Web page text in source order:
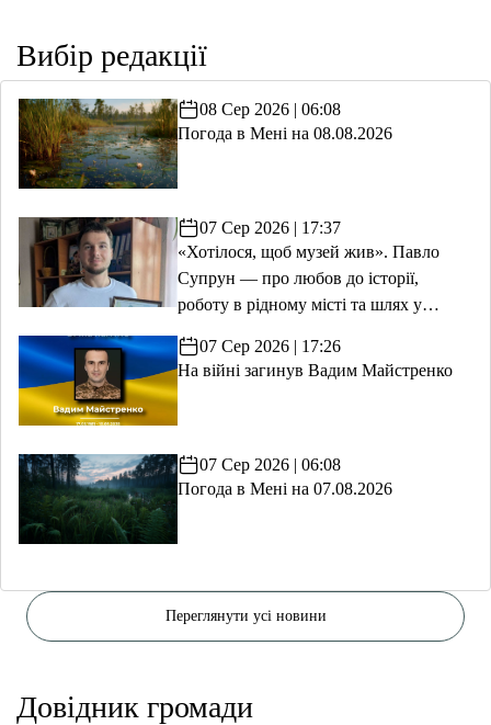
Вибір редакції
08 Сер 2026 | 06:08
Погода в Мені на 08.08.2026
07 Сер 2026 | 17:37
«Хотілося, щоб музей жив». Павло
Супрун — про любов до історії,
роботу в рідному місті та шлях у
07 Сер 2026 | 17:26
На війні загинув Вадим Майстренко
07 Сер 2026 | 06:08
Погода в Мені на 07.08.2026
Переглянути усі новини
Довідник громади